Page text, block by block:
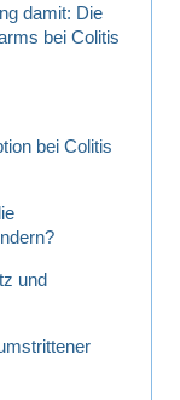
damit: Die
bei Colitis
bei Colitis
und